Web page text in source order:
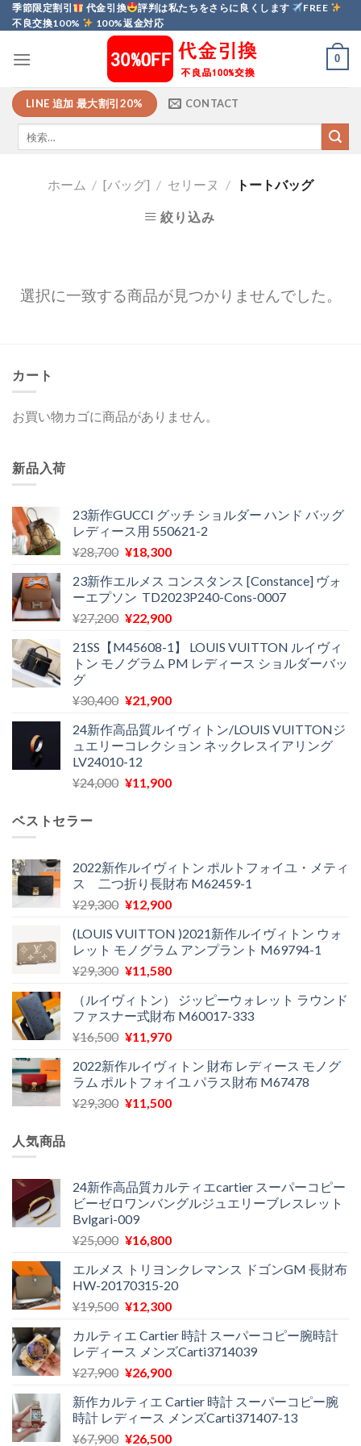
Skip
to
季節限定割引 代金引換 評判は私たちをさらに良くします
FREE
不良交換100%
100%返金対応
0
LINE 追加 最大割引20% CONTACT
ホーム / [バッグ] / セリーヌ / トートバッグ
絞り込み
選択に一致する商品が見つかりませんでした。
カート
お買い物カゴに商品がありません。
新品入荷
23新作GUCCI グッチ ショルダー ハンド バッグ
レディース用 550621-2
¥28,700 元
価
格
は
で
し
¥18,300現
の
価
格
¥18,300
で
23新作エルメス コンスタンス [Constance] ヴォ
ーエプソン TD2023P240-Cons-0007
¥27,200 元
価
格
¥27,200
し
た。
¥22,900現
の
価
は
で
す。
21SS【M45608-1】 LOUIS VUITTON ルイヴィ
トン モノグラム PM レディース ショルダーバッ
グ
¥30,400 元
価
格
は
¥30,400
¥21,900現
の
価
は
24新作高品質ルイヴィトン/LOUIS VUITTONジ
ュエリーコレクション ネックレスイアリング
LV24010-12
¥24,000 元
¥24,000
で
し
¥11,900現
は
¥11,900
で
ベストセラー
2022新作ルイヴィトン ポルトフォイユ・メティ
ス 二つ折り長財布 M62459-1
¥29,300 元
価
格
は
で
し
た。
¥12,900現
の
価
格
¥12,900
で
す。
(LOUIS VUITTON )2021新作ルイヴィトン ウォ
レット モノグラム アンプラント M69794-1
¥29,300 元
価
格
は
で
し
た。
¥11,580現
の
価
格
¥11,580
で
す。
（ルイヴィトン） ジッピーウォレット ラウンド
ファスナー式財布 M60017-333
¥16,500 元
価
格
は
¥11,970現
の
価
格
2022新作ルイヴィトン 財布 レディース モノグ
ラム ポルトフォイユ パラス財布 M67478
¥29,300 元
¥29,300
で
し
た。
¥11,500現
は
¥11,500
す。
人気商品
24新作高品質カルティエcartier スーパーコピー
ビーゼロワンバングルジュエリーブレスレット
Bvlgari-009
¥25,000 元
価
格
は
で
し
た。
¥16,800現
の
価
格
¥16,800
で
す。
エルメス トリヨンクレマンス ドゴンGM 長財布
HW-20170315-20
¥19,500 元
価
格
は
で
し
た。
¥12,300現
の
価
格
¥12,300
で
す。
カルティエ Cartier 時計 スーパーコピー腕時計
レディース メンズCarti3714039
¥27,900 元
価
格
は
¥26,900現
の
価
格
新作カルティエ Cartier 時計 スーパーコピー腕
時計 レディース メンズCarti371407-13
¥67,900 元
¥26,500現